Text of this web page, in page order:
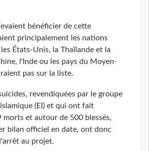
bénéficier de cette
principalement les nations
États-Unis, la Thaïlande et la
l'Inde ou les pays du Moyen-
pas sur la liste.
revendiquées par le groupe
(EI) et qui ont fait
morts et autour de 500 blessés,
bilan officiel en date, ont donc
au projet.